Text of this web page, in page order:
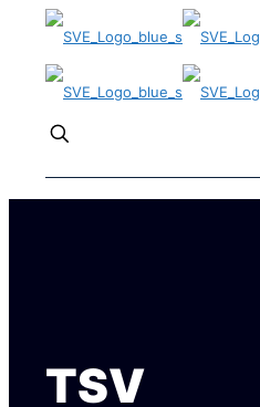
TSV